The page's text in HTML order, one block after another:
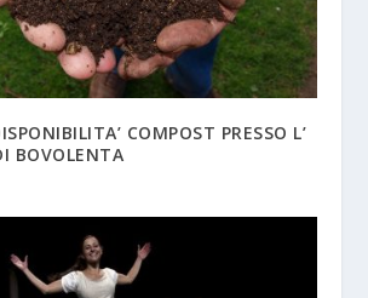
COMPOST PRESSO L’
BOVOLENTA